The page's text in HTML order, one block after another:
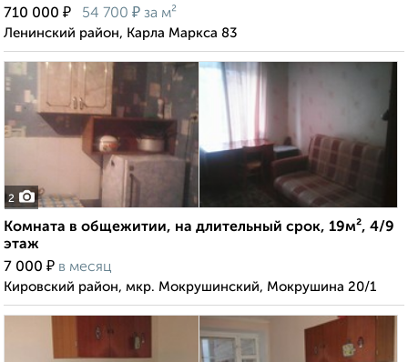
710 000 ₽ 54 700 ₽ за м²
Ленинский район, Карла Маркса 83
2
Комната в общежитии, на длительный срок, 19м², 4/9
этаж
7 000 ₽ в месяц
Кировский район, мкр. Мокрушинский, Мокрушина 20/1